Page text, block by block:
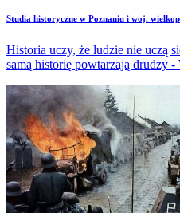
Studia historyczne w Poznaniu i woj.
Historia uczy, że ludzie nie uczą
samą historię powtarzają drudzy